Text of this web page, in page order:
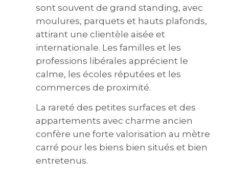
sont souvent de grand standing, avec
moulures, parquets et hauts plafonds,
attirant une clientèle aisée et
internationale. Les familles et les
professions libérales apprécient le
calme, les écoles réputées et les
commerces de proximité.
La rareté des petites surfaces et des
appartements avec charme ancien
confère une forte valorisation au mètre
carré pour les biens bien situés et bien
entretenus.